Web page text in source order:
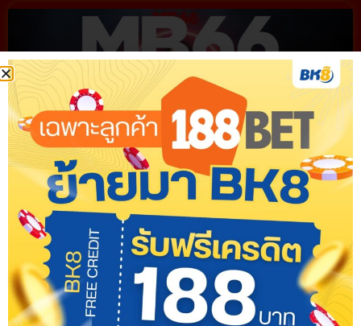
MB66แหล่งรวมข้อมูล ที่นำเสนอแนวทางการเล่นเกมเดิม
พันอย่างเป็นระบบและทันสมัย มุ่งเน้นการให้บริการด้วย
ข้อมูลที่ถูกต้อง ชัดเจน เป็นประโยชน์ต่อผู้ใช้งาน คัดสรรเกม
คุณภาพเพื่อการใช้งานอย่างเหมาะสมและมีความรับผิด
ชอบ